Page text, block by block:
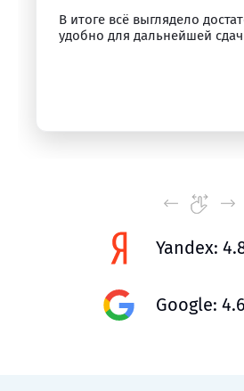
В итоге всё выглядело
удобно для дальнейшей
Yandex:
Google: 4.6